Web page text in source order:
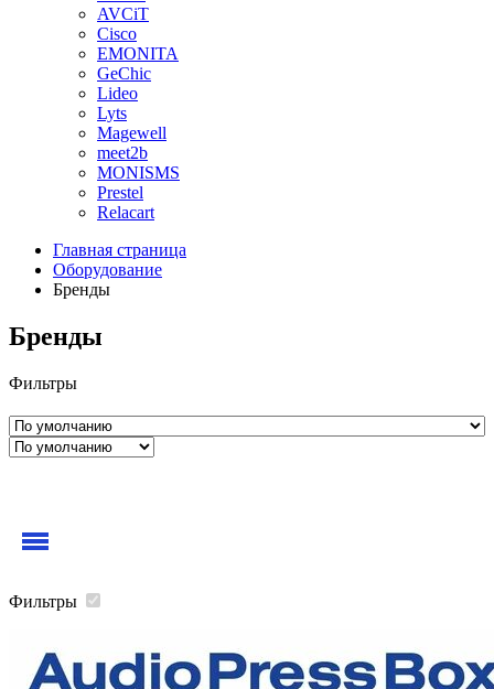
AVCiT
Cisco
EMONITA
GeChic
Lideo
Lyts
Magewell
meet2b
MONISMS
Prestel
Relacart
Главная страница
Оборудование
Бренды
Бренды
Фильтры
Фильтры